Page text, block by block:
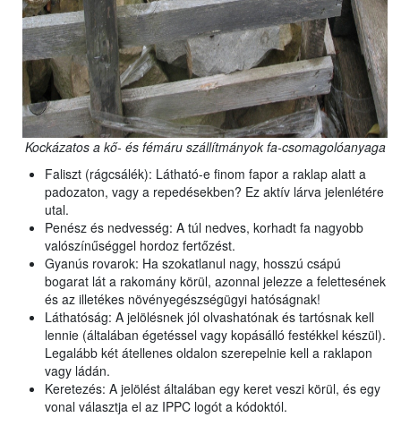
Kockázatos a kő- és fémáru szállítmányok fa-csomagolóanyaga
Faliszt (rágcsálék): Látható-e finom fapor a raklap alatt a
padozaton, vagy a repedésekben? Ez aktív lárva jelenlétére
utal.
Penész és nedvesség: A túl nedves, korhadt fa nagyobb
valószínűséggel hordoz fertőzést.
Gyanús rovarok: Ha szokatlanul nagy, hosszú csápú
bogarat lát a rakomány körül, azonnal jelezze a felettesének
és az illetékes növényegészségügyi hatóságnak!
Láthatóság: A jelölésnek jól olvashatónak és tartósnak kell
lennie (általában égetéssel vagy kopásálló festékkel készül).
Legalább két átellenes oldalon szerepelnie kell a raklapon
vagy ládán.
Keretezés: A jelölést általában egy keret veszi körül, és egy
vonal választja el az IPPC logót a kódoktól.